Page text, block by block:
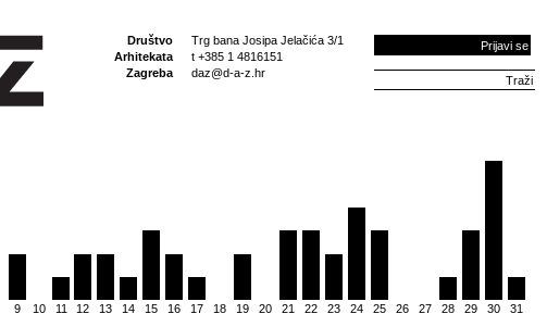
Društvo
Arhitekata
Zagreba
Trg bana Josipa Jelačića 3/1
t +385 1 4816151
daz@d-a-z.hr
Prijavi se
9 10 11 12 13 14 15 16 17 18 19 20 21 22 23 24 25 26 27 28 29 30 31